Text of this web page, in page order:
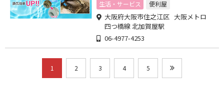
生活・サービス 便利屋
大阪府大阪市住之江区 大阪メトロ
四つ橋線 北加賀屋駅
06-4977-4253
1 2 3 4 5